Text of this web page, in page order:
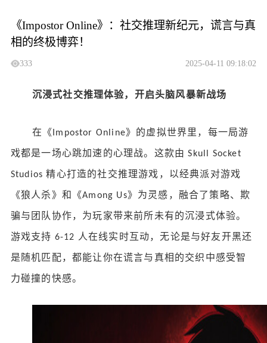
《Impostor Online》：社交推理新纪元，谎言与真
相的终极博弈！
333 2025-04-11 09:18:02
沉浸式社交推理体验，开启头脑风暴新战场
在《 Impostor Online》的虚拟世界里，每一局游
戏都是一场心跳加速的心理战。这款由Skull Socket
Studios精心打造的社交推理游戏，以经典派对游戏
《狼人杀》和《Among Us》为灵感，融合了策略、欺
骗与团队协作，为玩家带来前所未有的沉浸式体验。
游戏支持 6-12 人在线实时互动，无论是与好友开黑还
是随机匹配，都能让你在谎言与真相的交织中感受智
力碰撞的快感。